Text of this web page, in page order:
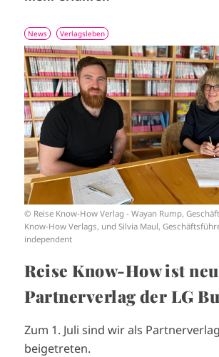
News Verlagsleben
I
m
a
g
e
© Reise Know-How Verlag - Wayan Rump,
Know-How Verlags, und Silvia Maul,
independent
Reise Know-How ist
Partnerverlag der LG
Zum 1. Juli sind wir als
beigetreten.